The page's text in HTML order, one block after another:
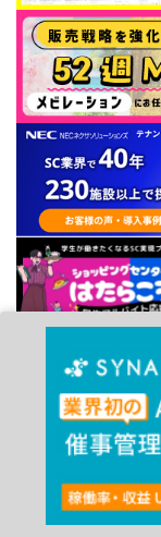
© 2022